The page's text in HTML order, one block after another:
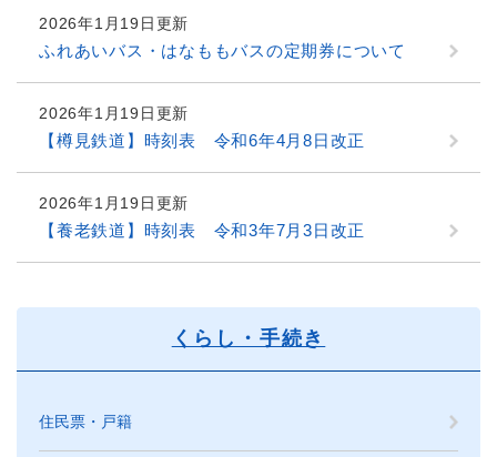
2026年1月19日更新
ふれあいバス・はなももバスの定期券について
2026年1月19日更新
【樽見鉄道】時刻表 令和6年4月8日改正
2026年1月19日更新
【養老鉄道】時刻表 令和3年7月3日改正
くらし・手続き
住民票・戸籍